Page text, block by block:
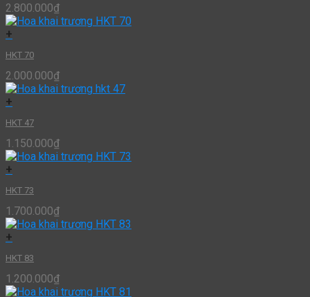
2.800.000₫
+
HKT 70
2.000.000₫
+
HKT 47
1.150.000₫
+
HKT 73
1.700.000₫
+
HKT 83
1.200.000₫